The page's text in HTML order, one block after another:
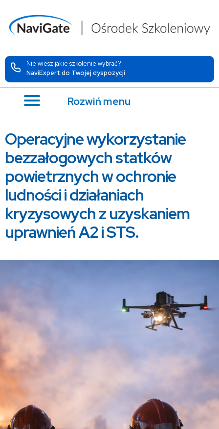
Nie wiesz jakie szkolenie wybrać?
NaviExpert do Twojej dyspozycji
Rozwiń menu
Operacyjne wykorzystanie
bezzałogowych statków
powietrznych w ochronie
ludności i działaniach
kryzysowych z uzyskaniem
uprawnień A2 i STS.